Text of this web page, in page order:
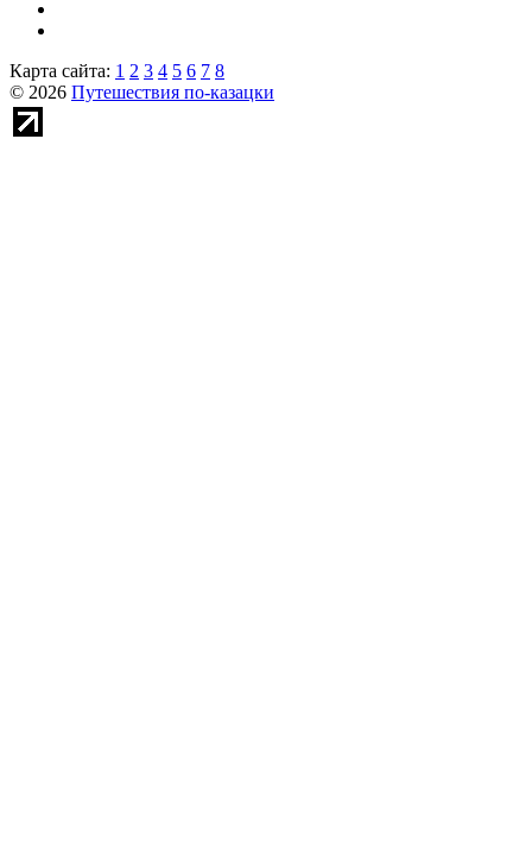
Карта сайта: 1 2 3 4 5 6 7 8
© 2026 Путешествия по-казацки